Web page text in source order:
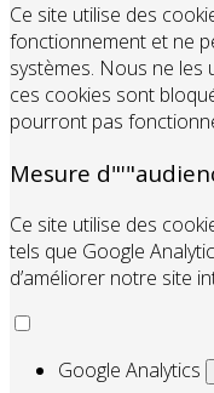
Ce site utilise des
fonctionnement et ne
systèmes. Nous ne les
ces cookies sont
pourront pas
Mesure
Ce site utilise des
tels que Google
d’améliorer notre site
Google Analytics